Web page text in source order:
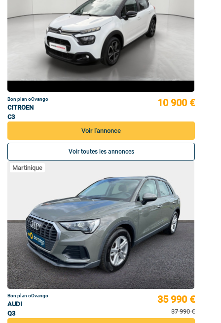
Bon plan oOvango
CITROEN
C3
10 900 €
Voir l'annonce
Voir toutes les annonces
Martinique
Bon plan oOvango
AUDI
Q3
35 990 €
37 990 €